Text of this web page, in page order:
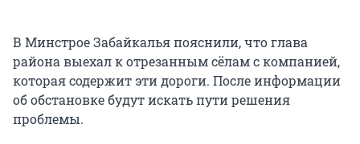
В Минстрое Забайкалья пояснили, что глава
района выехал к отрезанным сёлам с компанией,
которая содержит эти дороги. После информации
об обстановке будут искать пути решения
проблемы.